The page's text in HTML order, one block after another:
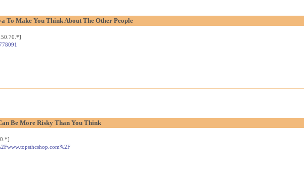
To Make You Think About The Other People
Be More Risky Than You Think